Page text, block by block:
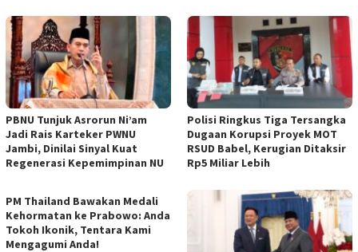
PBNU Tunjuk Asrorun Ni’am
Jadi Rais Karteker PWNU
Jambi, Dinilai Sinyal Kuat
Regenerasi Kepemimpinan NU
Polisi Ringkus Tiga Tersangka
Dugaan Korupsi Proyek MOT
RSUD Babel, Kerugian Ditaksir
Rp5 Miliar Lebih
PM Thailand Bawakan Medali
Kehormatan ke Prabowo: Anda
Tokoh Ikonik, Tentara Kami
Mengagumi Anda!